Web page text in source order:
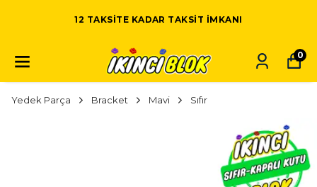
12 TAKSITE KADAR TAKSIT IMKANI
0
Yedek Parça Bracket Mavi Sıfır